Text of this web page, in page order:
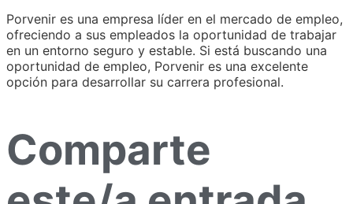
Porvenir es una empresa líder en el mercado de empleo,
ofreciendo a sus empleados la oportunidad de trabajar
en un entorno seguro y estable. Si está buscando una
oportunidad de empleo, Porvenir es una excelente
opción para desarrollar su carrera profesional.
Comparte